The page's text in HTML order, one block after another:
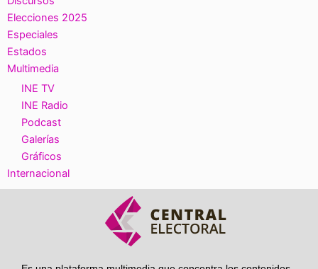
Elecciones 2025
Especiales
Estados
Multimedia
INE TV
INE Radio
Podcast
Galerías
Gráficos
Internacional